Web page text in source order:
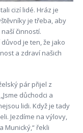
cizí lidé. Hráz je
je třeba, aby
činností.
je ten, že jako
a zdraví našich
pár přijel z
důchodci a
lidi. Když je tady
Jezdíme na výlovy,
Munický,“ řekli